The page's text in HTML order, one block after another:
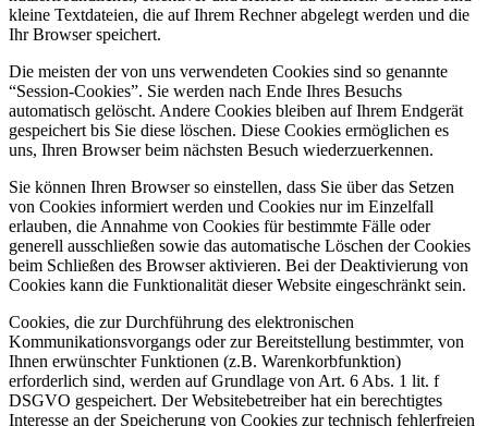
kleine Textdateien, die auf Ihrem Rechner abgelegt werden und die
Ihr Browser speichert.
Die meisten der von uns verwendeten Cookies sind so genannte
“Session-Cookies”. Sie werden nach Ende Ihres Besuchs
automatisch gelöscht. Andere Cookies bleiben auf Ihrem Endgerät
gespeichert bis Sie diese löschen. Diese Cookies ermöglichen es
uns, Ihren Browser beim nächsten Besuch wiederzuerkennen.
Sie können Ihren Browser so einstellen, dass Sie über das Setzen
von Cookies informiert werden und Cookies nur im Einzelfall
erlauben, die Annahme von Cookies für bestimmte Fälle oder
generell ausschließen sowie das automatische Löschen der Cookies
beim Schließen des Browser aktivieren. Bei der Deaktivierung von
Cookies kann die Funktionalität dieser Website eingeschränkt sein.
Cookies, die zur Durchführung des elektronischen
Kommunikationsvorgangs oder zur Bereitstellung bestimmter, von
Ihnen erwünschter Funktionen (z.B. Warenkorbfunktion)
erforderlich sind, werden auf Grundlage von Art. 6 Abs. 1 lit. f
DSGVO gespeichert. Der Websitebetreiber hat ein berechtigtes
Interesse an der Speicherung von Cookies zur technisch fehlerfreien